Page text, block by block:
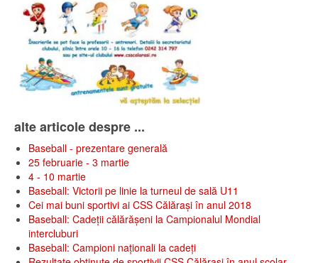
alte articole despre ...
Baseball - prezentare generală
25 februarie - 3 martie
4 - 10 martie
Baseball: Victorii pe linie la turneul de sală U11
Cei mai buni sportivi ai CSS Călărași în anul 2018
Baseball: Cadeții călărășeni la Campionalul Mondial
intercluburi
Baseball: Campioni naționali la cadeți